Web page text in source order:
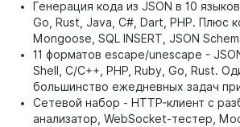
Генерация кода из JSON в 10
Go, Rust, Java, C#, Dart, PHP. Плюс
Mongoose, SQL INSERT, JSON
11 форматов escape/unescape -
Shell, C/C++, PHP, Ruby, Go, Rust.
большинство ежедневных задач
Сетевой набор - HTTP-клиент с
анализатор, WebSocket-тестер,